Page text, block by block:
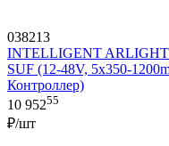
038213
INTELLIGENT ARLIGHT
SUF (12-48V, 5x350-
Контроллер)
10 95255
₽/шт